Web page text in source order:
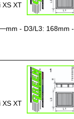
XS XT
- D3/L3: 168mm -
XS XT